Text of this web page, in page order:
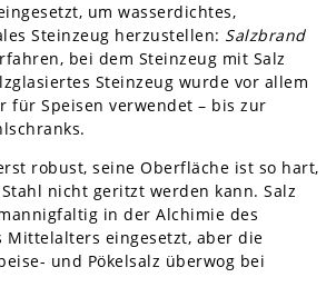
um wasserdichtes,
Steinzeug herzustellen: Salzbrand
bei dem Steinzeug mit Salz
Steinzeug wurde vor allem
für Speisen verwendet – bis zur
robust, seine Oberfläche ist so hart,
nicht geritzt werden kann. Salz
in der Alchimie des
Mittelalters eingesetzt, aber die
und Pökelsalz überwog bei